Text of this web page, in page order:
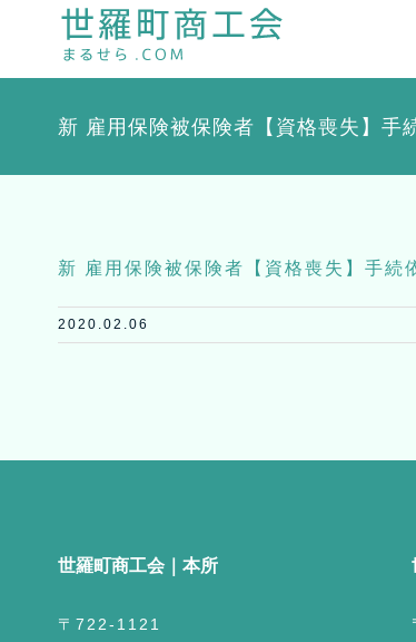
content
新 雇用保険被保険者【資格喪失】手
新 雇用保険被保険者【資格喪失】手続
2020.02.06
世羅町商工会｜本所
〒722-1121